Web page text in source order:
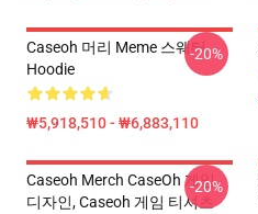
Caseoh 머리 Meme 스웨터
Hoodie
₩5,918,510 - ₩6,883,110
-20%
Caseoh Merch CaseOh 게임
디자인, Caseoh 게임 티셔츠
-20%